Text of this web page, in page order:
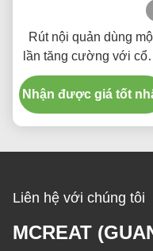
Rút nội quản dùng
lần tăng cường với
hút Micro Thin PU
Nhận được giá tốt
Liên hệ với chúng tôi
MCREAT